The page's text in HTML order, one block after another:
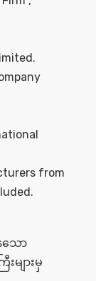
from
သော
ျားမှ